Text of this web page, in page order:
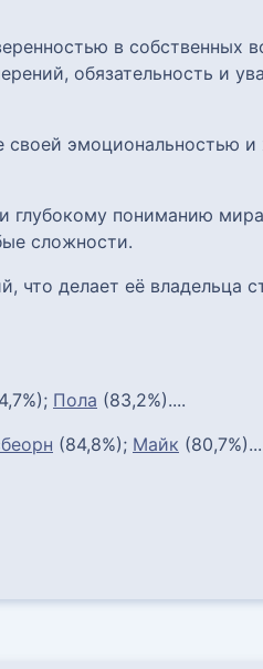
в собственных
обязательность и
своей эмоциональностью
глубокому пониманию
сложности.
что делает её владельца
Пола (83,2%)....
(84,8%); Майк